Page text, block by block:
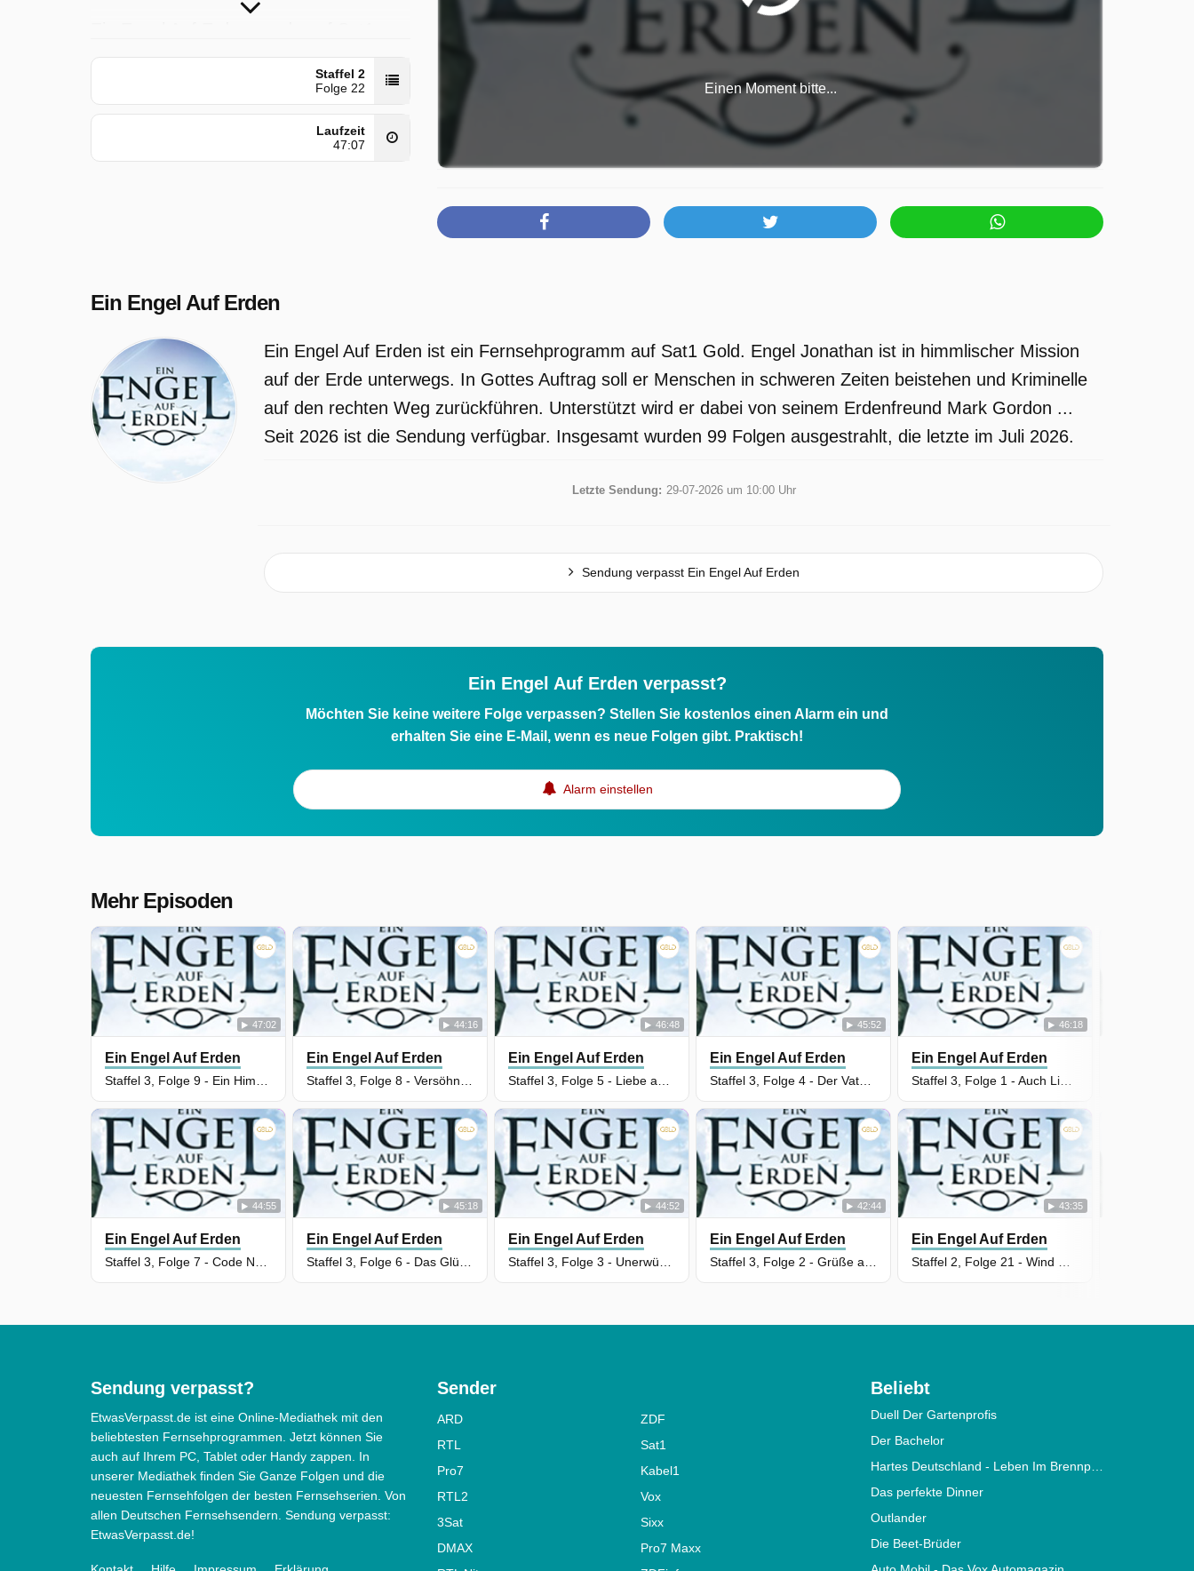
Gold ausgestrahlt am Donnerstag 30
Staffel 2
Folge 22
Laufzeit
47:07
Einen Moment bitte...
Ein Engel Auf Erden
Ein Engel Auf Erden ist ein Fernsehprogramm auf Sat1 Gold. Engel Jonathan ist in himmlischer Mission
auf der Erde unterwegs. In Gottes Auftrag soll er Menschen in schweren Zeiten beistehen und Kriminelle
auf den rechten Weg zurückführen. Unterstützt wird er dabei von seinem Erdenfreund Mark Gordon ...
Seit 2026 ist die Sendung verfügbar. Insgesamt wurden 99 Folgen ausgestrahlt, die letzte im Juli 2026.
Letzte Sendung: 29-07-2026 um 10:00 Uhr
Sendung verpasst Ein Engel Auf Erden
Ein Engel Auf Erden verpasst?
Möchten Sie keine weitere Folge verpassen? Stellen Sie kostenlos einen Alarm ein und
erhalten Sie eine E-Mail, wenn es neue Folgen gibt. Praktisch!
Alarm einstellen
Mehr Episoden
47:02
Ein Engel Auf Erden
44:16
Ein Engel Auf Erden
44:55
Ein Engel Auf Erden
45:18
Ein Engel Auf Erden
46:48
Ein Engel Auf Erden
45:52
Ein Engel Auf Erden
44:52
Ein Engel Auf Erden
42:44
Ein Engel Auf Erden
46:18
Ein Engel Auf Erden
43:35
Ein Engel Auf Erden
Sendung verpasst?
EtwasVerpasst.de ist eine Online-Mediathek mit den
beliebtesten Fernsehprogrammen. Jetzt können Sie
auch auf Ihrem PC, Tablet oder Handy zappen. In
unserer Mediathek finden Sie Ganze Folgen und die
neuesten Fernsehfolgen der besten Fernsehserien. Von
allen Deutschen Fernsehsendern. Sendung verpasst:
EtwasVerpasst.de!
Sender
ARD
ZDF
RTL
Sat1
Pro7
Kabel1
RTL2
Vox
3Sat
Sixx
DMAX
Pro7 Maxx
Beliebt
Duell Der Gartenprofis
Der Bachelor
Hartes Deutschland - Leben Im Brennpunkt
Das perfekte Dinner
Outlander
Die Beet-Brüder